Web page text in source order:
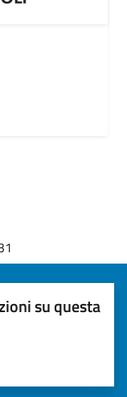
su questa
stelle)la chiarezza delle